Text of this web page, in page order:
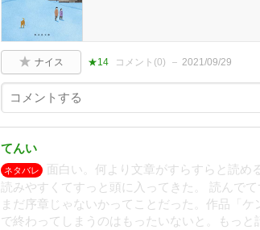
ナイス ★14 コメント(0) 2021/09/29
てんい
ネタバレ
面白い。何より文章がすらすらと読
読みやすくてすっと頭に入ってきた。 読んで
まだ序章じゃないかってことだった。作品「
で終わってしまうのはもったいないと。もっと